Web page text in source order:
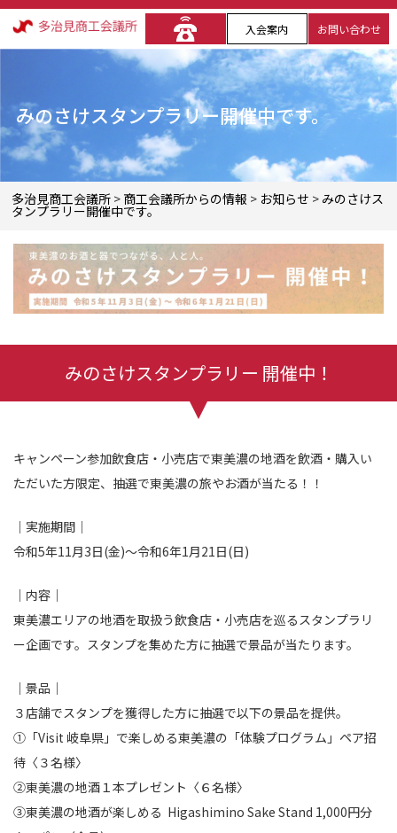
入会案内 お問い合わせ
みのさけスタンプラリー開催中です。
多治見商工会議所 > 商工会議所からの情報 > お知らせ > みのさけス
タンプラリー開催中です。
みのさけスタンプラリー 開催中！
キャンペーン参加飲食店・小売店で東美濃の地酒を飲酒・購入い
ただいた方限定、抽選で東美濃の旅やお酒が当たる！！
｜実施期間｜
令和5年11月3日(金)〜令和6年1月21日(日)
｜内容｜
東美濃エリアの地酒を取扱う飲食店・小売店を巡るスタンプラリ
ー企画です。スタンプを集めた方に抽選で景品が当たります。
｜景品｜
３店舗でスタンプを獲得した方に抽選で以下の景品を提供。
①「Visit 岐阜県」で楽しめる東美濃の「体験プログラム」ペア招
待〈３名様〉
②東美濃の地酒１本プレゼント〈６名様〉
③東美濃の地酒が楽しめる Higashimino Sake Stand 1,000円分